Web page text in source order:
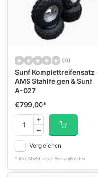
(0)
Sunf Komplettreifensatz
AMS Stahlfelgen & Sunf
A-027
€799,00*
Vergleichen
* Inkl. MwSt. zzgl. Versandkosten